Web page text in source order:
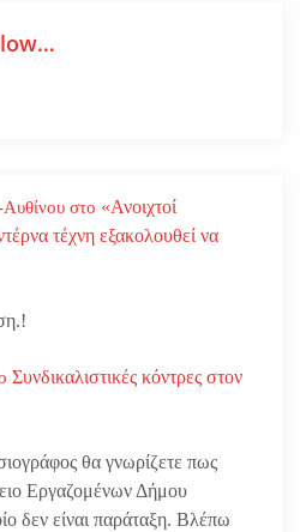
Αυθίνου στο «Ανοιχτοί
τέχνη εξακολουθεί να
Συνδικαλιστικές κόντρες στον
θα γνωρίζετε πως
Εργαζομένων Δήμου
δεν είναι παράταξη. Βλέπω